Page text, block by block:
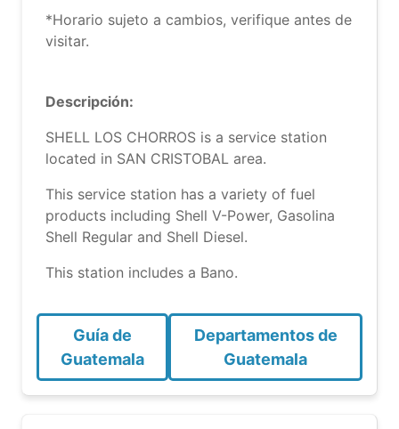
*Horario sujeto a cambios, verifique antes de
visitar.
Descripción:
SHELL LOS CHORROS is a service station
located in SAN CRISTOBAL area.
This service station has a variety of fuel
products including Shell V-Power, Gasolina
Shell Regular and Shell Diesel.
This station includes a Bano.
Guía de
Guatemala
Departamentos de
Guatemala